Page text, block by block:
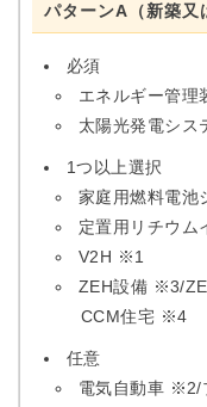
パターンA（新築又
必須
エネルギー管理
太陽光発電シス
1つ以上選択
家庭用燃料電池
定置用リチウム
V2H ※1
ZEH設備 ※3/
CCM住宅 ※4
任意
電気自動車 ※2/